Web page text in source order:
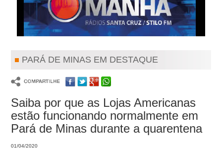
PARÁ DE MINAS EM DESTAQUE
Saiba por que as Lojas Americanas
estão funcionando normalmente em
Pará de Minas durante a quarentena
01/04/2020